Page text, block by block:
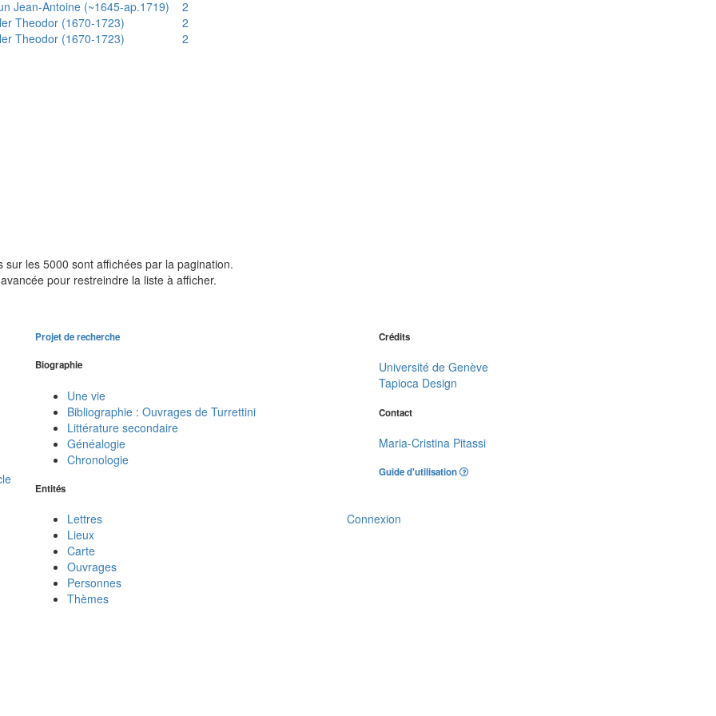
Jean-Antoine (~1645-ap.1719)
2
Theodor (1670-1723)
2
Theodor (1670-1723)
2
les 5000 sont affichées par la pagination.
pour restreindre la liste à afficher.
Projet de recherche
Biographie
Une vie
Bibliographie : Ouvrages de Turrettini
Littérature secondaire
Généalogie
Chronologie
Entités
Lettres
Lieux
Carte
Ouvrages
Personnes
Thèmes
Crédits
Université de Genève
Tapioca Design
Contact
Maria-Cristina Pitassi
Guide d'utilisation
Connexion